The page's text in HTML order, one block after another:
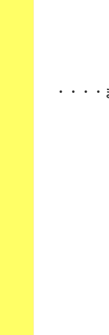
・・・・